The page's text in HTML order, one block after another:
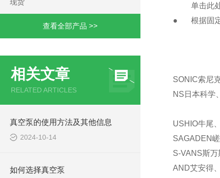
现货
查看全部产品 >>
相关文章
RELATED ARTICLES
真空泵的使用方法及其他信息
2024-10-14
如何选择真空泵
单击此
●
根据固
SONIC索尼
NS日本科学
USHIO牛尾
SAGADEN
S-VANS斯
AND艾安得